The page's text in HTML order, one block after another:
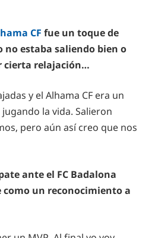
CF fue un toque de
no estaba saliendo bien o
cierta relajación…
y el Alhama CF era un
la vida. Salieron
pero aún así creo que nos
ante el FC Badalona
como un reconocimiento a